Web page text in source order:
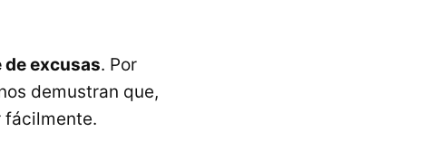
de excusas. Por
demustran que,
fácilmente.